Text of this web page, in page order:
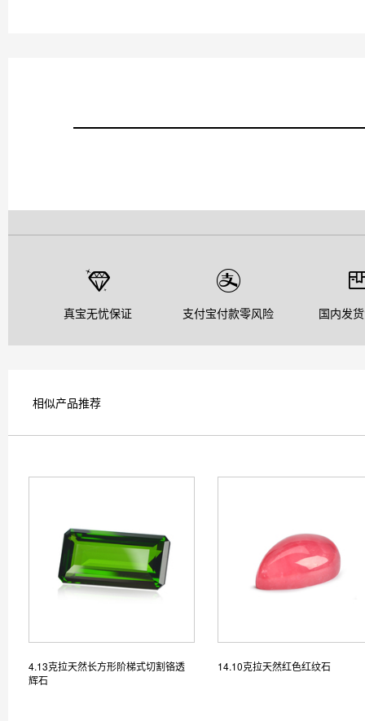
真宝无忧保证 支付宝付款零风险 国内发
相似产品推荐
4.13克拉天然长方形阶梯式切割铬透
辉石
14.10克拉天然红色红纹石